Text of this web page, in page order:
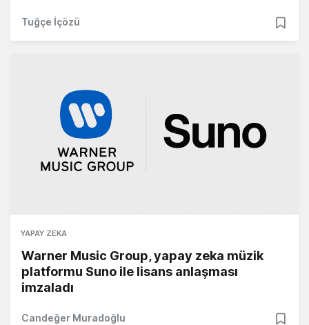
Tuğçe İçözü
YAPAY ZEKA
Warner Music Group, yapay zeka müzik
platformu Suno ile lisans anlaşması
imzaladı
Candeğer Muradoğlu